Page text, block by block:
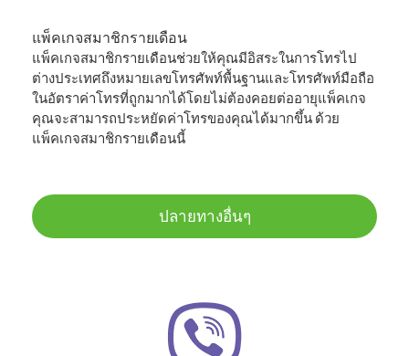
แพ็คเกจสมาชิกรายเดือน
แพ็คเกจสมาชิกรายเดือนช่วยให้คุณมีอิสระในการโทรไป
ต่างประเทศถึงหมายเลขโทรศัพท์พื้นฐานและโทรศัพท์มือถือ
ในอัตราค่าโทรที่ถูกมากได้โดยไม่ต้องคอยต่ออายุแพ็คเกจ
คุณจะสามารถประหยัดค่าโทรของคุณได้มากขึ้น ด้วย
แพ็คเกจสมาชิกรายเดือนนี้
ปลายทางอื่นๆ